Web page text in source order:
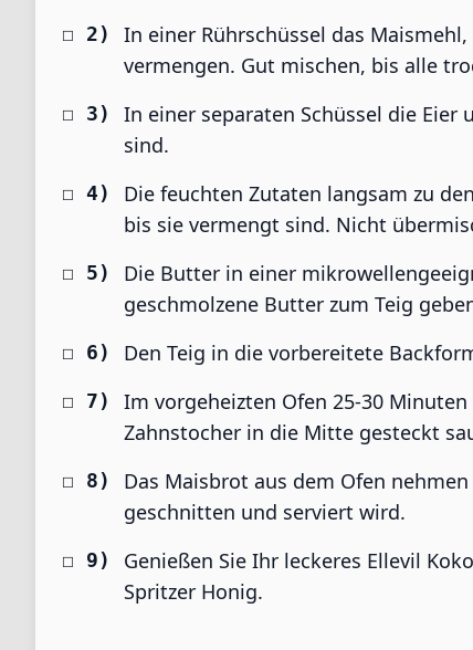
In einer Rührschüssel das
vermengen. Gut mischen, bis alle
In einer separaten Schüssel die
sind.
Die feuchten Zutaten langsam zu
bis sie vermengt sind. Nicht
Die Butter in einer
geschmolzene Butter zum Teig
Den Teig in die vorbereitete
Im vorgeheizten Ofen 25-30
Zahnstocher in die Mitte gesteckt
Das Maisbrot aus dem Ofen
geschnitten und serviert wird.
Genießen Sie Ihr leckeres Ellevil
Spritzer Honig.